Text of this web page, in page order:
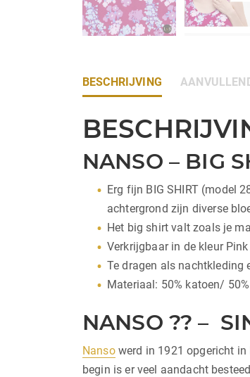
BESCHRIJVING
NANSO – BIG
Erg fijn BIG SHIRT (model
achtergrond zijn diverse
Het big shirt valt zoals je
Verkrijgbaar in de kleur
Te dragen als nachtkleding
Materiaal: 50% katoen/
NANSO ?? –
Nansowerd in 1921 opgericht in
begin is er veel aandacht